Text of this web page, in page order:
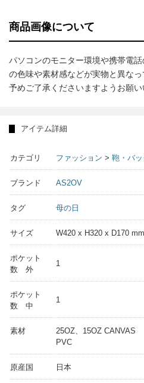
商品画像について
パソコンのモニター環境や携帯電
の色味や素材感などが実物と異なっ
予めご了承くださいますようお願い
アイテム詳細
カテゴリ ファッション > 鞄・バ
ブランド AS2OV
タグ 母の日
サイズ W420 x H320 x D170 mm
ポケット
数 外
1
ポケット
数 中
1
素材
25OZ、15OZ CANVAS
PVC
原産国 日本